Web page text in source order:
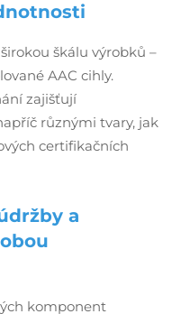
škálu výrobků –
AAC cihly.
zajišťují
různými tvary, jak
certifikačních
a
komponent